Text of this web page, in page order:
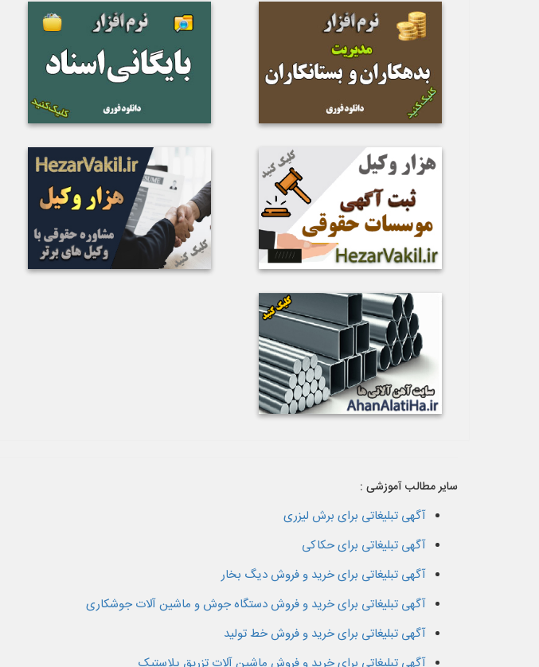
سایر مطالب آموزشی :
آگهی تبلیغاتی برای برش لیزری
آگهی تبلیغاتی برای حکاکی
آگهی تبلیغاتی برای خرید و فروش دیگ بخار
آگهی تبلیغاتی برای خرید و فروش دستگاه جوش و ماشین آلات جوشکاری
آگهی تبلیغاتی برای خرید و فروش خط تولید